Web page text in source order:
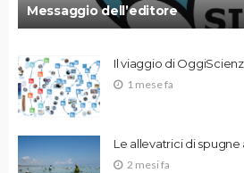
Messaggio dell’editore
Il viaggio di
1 mese fa
Le allevatrici di spugne
2 mesi fa